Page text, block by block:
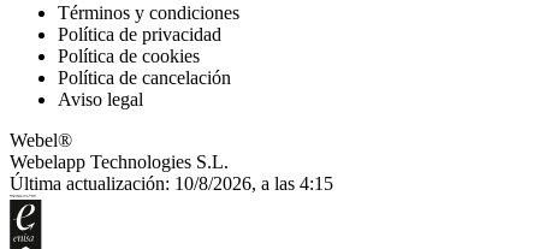
Términos y condiciones
Política de privacidad
Política de cookies
Política de cancelación
Aviso legal
Webel®
Webelapp Technologies S.L.
Última actualización: 10/8/2026, a las 4:15